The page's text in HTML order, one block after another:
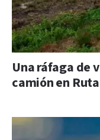
Una ráfaga de
camión en